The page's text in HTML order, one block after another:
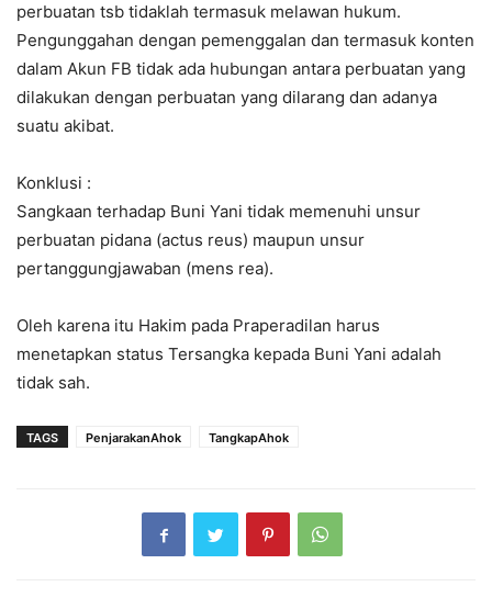
perbuatan tsb tidaklah termasuk melawan hukum.
Pengunggahan dengan pemenggalan dan termasuk konten
dalam Akun FB tidak ada hubungan antara perbuatan yang
dilakukan dengan perbuatan yang dilarang dan adanya
suatu akibat.
Konklusi :
Sangkaan terhadap Buni Yani tidak memenuhi unsur
perbuatan pidana (actus reus) maupun unsur
pertanggungjawaban (mens rea).
Oleh karena itu Hakim pada Praperadilan harus
menetapkan status Tersangka kepada Buni Yani adalah
tidak sah.
TAGS PenjarakanAhok TangkapAhok